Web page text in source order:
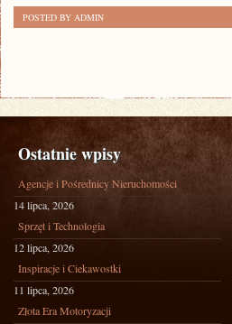
POSTED BY ADMIN
Ostatnie wpisy
Agencje i Pośrednicy Nieruchomości
14 lipca, 2026
Sprzęt i Technologia
12 lipca, 2026
Inspiracje i Ciekawostki
11 lipca, 2026
Złota Era Motoryzacji